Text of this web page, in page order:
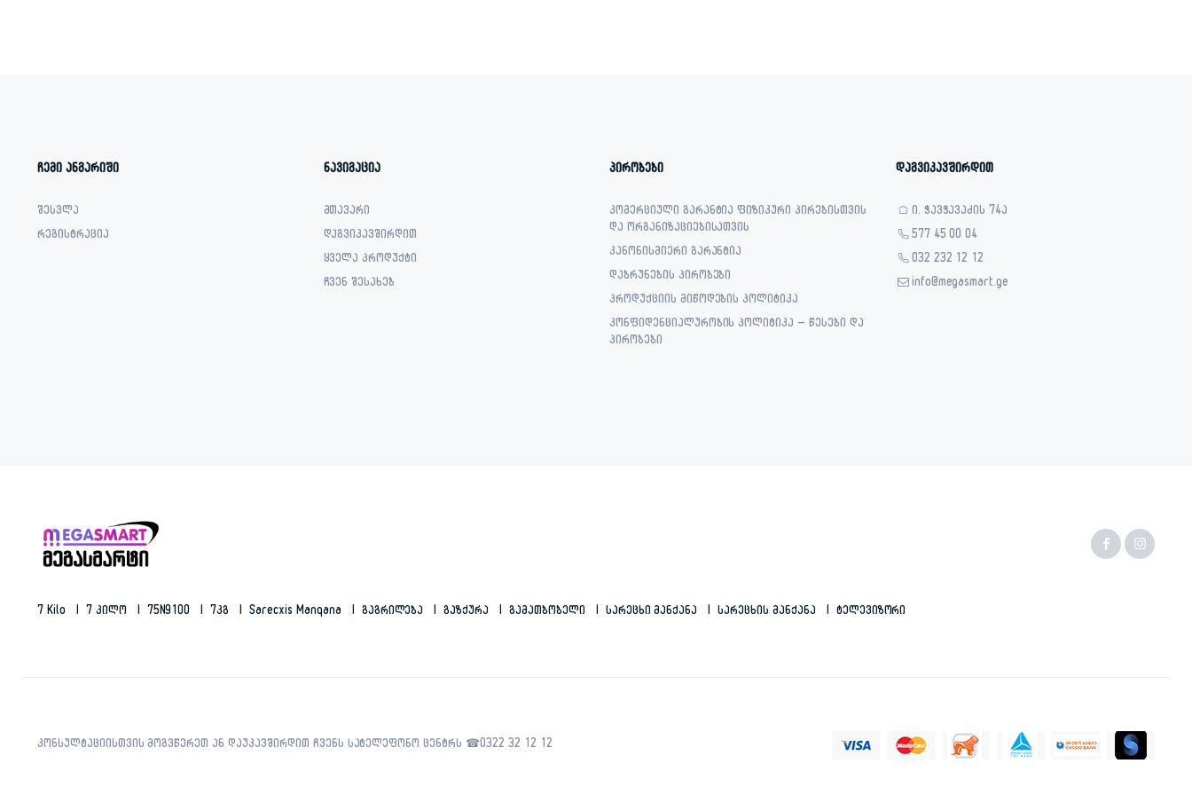
ჩემი ანგარიში
შესვლა
რეგისტრაცია
ნავიგაცია
მთავარი
დაგვიკავშირდით
ყველა პროდუქტი
ჩვენ შესახებ
პირობები
კომერციული გარანტია ფიზიკური პირებისთვის
და ორგანიზაციებისათვის
კანონისმიერი გარანტია
დაბრუნების პირობები
პროდუქციის მიწოდების პოლიტიკა
კონფიდენციალურობის პოლიტიკა – წესები და
პირობები
დაგვიკავშირდით
ი. ჭავჭავაძის 74ა
577 45 00 04
032 232 12 12
info@megasmart.ge
7 Kilo 7 Კილო 75N9100 7კგ Sarecxis Manqana Გაგრილება Გაზქურა Გამათბობელი Სარეცხი Მანქანა Სარეცხის Მანქანა Ტელევიზორი